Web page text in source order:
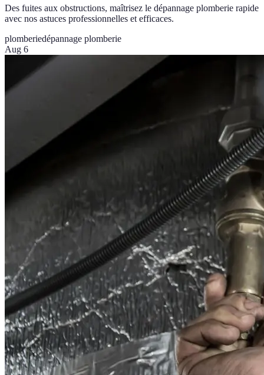
Des fuites aux obstructions, maîtrisez le dépannage plomberie rapide
avec nos astuces professionnelles et efficaces.
plomberiedépannage plomberie
Aug 6